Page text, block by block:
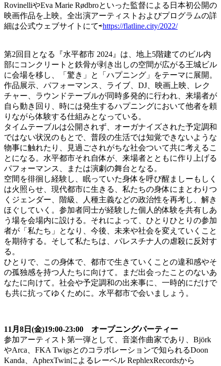
RovinelliやEva Marie Rødbroといった監督による日本初公開の
映画作品を上映。全出演アーティストおよびプログラムの詳
細は公式ウェブサイトにて⇨https://flatline.city/2022/
第2回目となる『水平都市 2024』は、地上5階建てのビル内
部にコンクリートと鉄骨が剥き出しの空間が広がる王城ビル
に会場を移し、「驚き」と「ハプニング」をテーマに展開。
作品展示、パフォーマンス、ライブ、DJ、映画上映、レク
チャー、ラウンドテーブルが同時多発的に行われ、来場者が
自ら動き回り、時には発生するハプニングにおいて他者を頼
りながら体験する仕組みとなっている。
タイムテーブルは公開されず、オーガナイズされた予定調和
ではない状況のもとで、普段の生活では知覚できないような
物事に触れたり、見過ごされがちな社会ついて共に考えるこ
とになる。水平都市それ自体が、来場者とともに作り上げる
パフォーマンス、または演劇の舞台となる。
空間を徘徊し経験し、眠っていた身体を呼び醒ましーもしく
は火照らせ、現代都市に生きる、私たちの身体にまとわりつ
くジェンダー、階級、人種主義などの政治性を再考し、解き
ほぐしていく。参加者同士が経験した個人的体験を共有しあ
う場を会場内に設ける。それによって、ひとりひとりの参加
者が「私たち」となり、今後、未来や社会を変えていくこと
を期待する。そして私たちは、パレスチナ人の虐殺に反対す
る。
ひとりで、この身体で、都市で生きていくことの違和感やそ
の孤独感を持つ人たちに向けて。まだ出会ったことのないあ
なたに向けて。社会や予定調和の出来事に、一時的にだけで
も共に抗ってゆくために。水平都市で会いましょう。
11月8日(金)19:00-23:00 オープニングパーティー
参加アーティスト第一弾として、音楽作曲家であり、Björk
やArca、FKA Twigsとのコラボレーションで知られるDoon
Kanda、AphexTwinによるレーベル RephlexRecordsから